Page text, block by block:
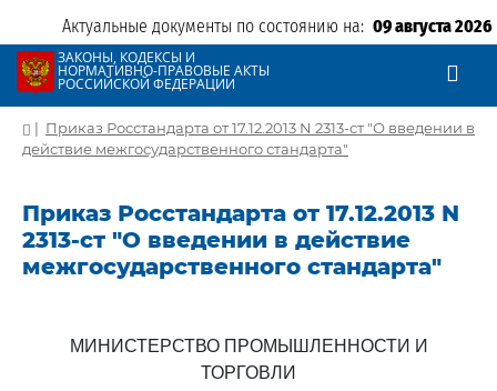
Актуальные документы по состоянию на: 09 августа 2026
ЗАКОНЫ, КОДЕКСЫ И
НОРМАТИВНО-ПРАВОВЫЕ АКТЫ
РОССИЙСКОЙ ФЕДЕРАЦИИ
| Приказ Росстандарта от 17.12.2013 N 2313-ст "О введении в
действие межгосударственного стандарта"
Приказ Росстандарта от 17.12.2013 N
2313-ст "О введении в действие
межгосударственного стандарта"
МИНИСТЕРСТВО ПРОМЫШЛЕННОСТИ И
ТОРГОВЛИ